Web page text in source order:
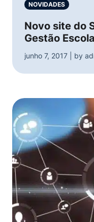
NOVIDADES
Novo site do
Gestão
junho 7, 2017 | by